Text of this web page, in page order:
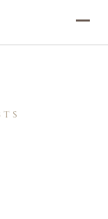
翹